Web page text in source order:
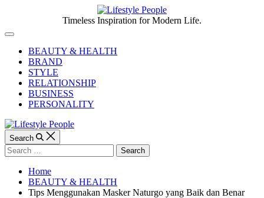
content
People
Timeless Inspiration for Modern Life.
Off
CanvasBEAUTY & HEALTH
BRAND
STYLE
RELATIONSHIP
BUSINESS
PERSONALITY
Search
Search
for:
Home
BEAUTY & HEALTH
Tips Menggunakan Masker Naturgo yang Baik dan Benar